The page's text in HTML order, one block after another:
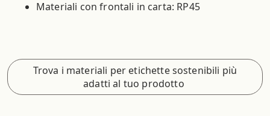
Materiali con frontali in carta: RP45
Trova i materiali per etichette sostenibili più
adatti al tuo prodotto